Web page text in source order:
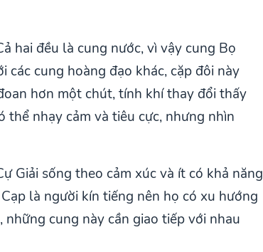
hai đều là cung nước, vì vậy cung Bọ
các cung hoàng đạo khác, cặp đôi này
hơn một chút, tính khí thay đổi thấy
thể nhạy cảm và tiêu cực, nhưng nhìn
Giải sống theo cảm xúc và ít có khả năng
là người kín tiếng nên họ có xu hướng
cung này cần giao tiếp với nhau